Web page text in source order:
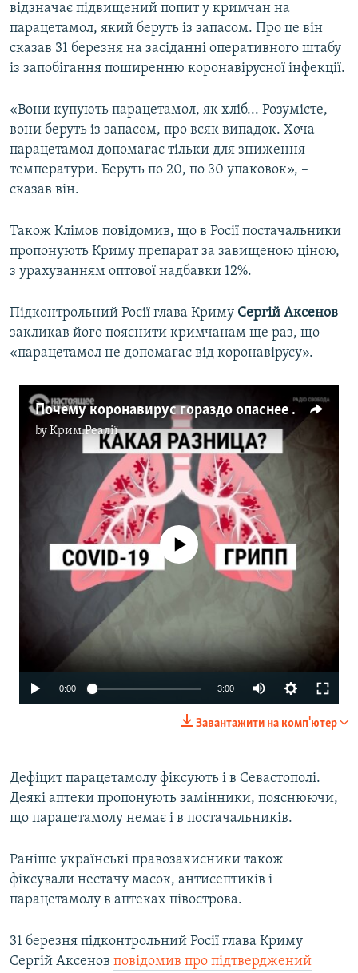
Усі сайти RFE/RL
відзначає підвищений попит у кримчан на
парацетамол, який беруть із запасом. Про це він
сказав 31 березня на засіданні оперативного штабу
із запобігання поширенню коронавірусної інфекції.
«Вони купують парацетамол, як хліб... Розумієте,
вони беруть із запасом, про всяк випадок. Хоча
парацетамол допомагає тільки для зниження
температури. Беруть по 20, по 30 упаковок», –
сказав він.
Також Клімов повідомив, що в Росії постачальники
пропонують Криму препарат за завищеною ціною,
з урахуванням оптової надбавки 12%.
Підконтрольний Росії глава Криму Сергій Аксенов
закликав його пояснити кримчанам ще раз, що
«парацетамол не допомагає від коронавірусу».
Почему коронавирус гораздо опаснее гриппа (видео)
byКрим.Реалії
No media source currently available
0:00 3:00
1080p
Завантажити на комп'ютер
Дефіцит парацетамолу фіксують і в Севастополі.
Деякі аптеки пропонують замінники, пояснюючи,
що парацетамолу немає і в постачальників.
Раніше українські правозахисники також
фіксували нестачу масок, антисептиків і
парацетамолу в аптеках півострова.
31 березня підконтрольний Росії глава Криму
Сергій Аксенов повідомив про підтверджений